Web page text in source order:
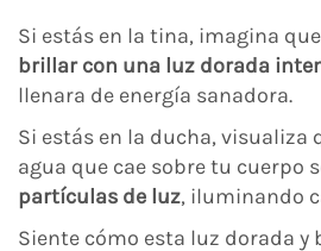
Si estás en la tina, imagina
brillar con una luz dorada
llenara de energía sanadora.
Si estás en la ducha, visualiza
agua que cae sobre tu cuerpo
partículas de luz, iluminando
Siente cómo esta luz dorada y